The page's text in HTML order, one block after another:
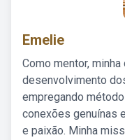
Emelie
Como mentor,
desenvolvimento
empregando
conexões genuínas
e paixão. Minha